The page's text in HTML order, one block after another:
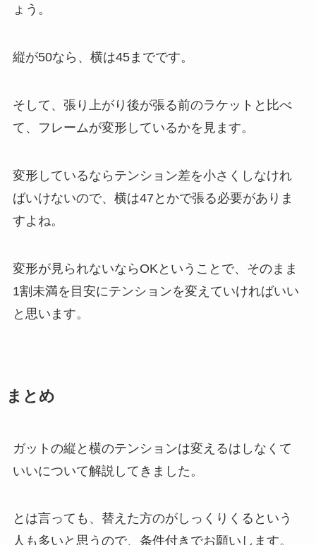
ょう。
縦が50なら、横は45までです。
そして、張り上がり後が張る前のラケットと比べ
て、フレームが変形しているかを見ます。
変形しているならテンション差を小さくしなけれ
ばいけないので、横は47とかで張る必要がありま
すよね。
変形が見られないならOKということで、そのまま
1割未満を目安にテンションを変えていければいい
と思います。
まとめ
ガットの縦と横のテンションは変えるはしなくて
いいについて解説してきました。
とは言っても、替えた方のがしっくりくるという
人も多いと思うので、条件付きでお願いします。